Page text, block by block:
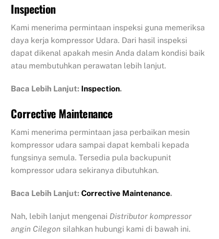
Inspection
Kami menerima permintaan inspeksi guna memeriksa
daya kerja kompressor Udara. Dari hasil inspeksi
dapat dikenal apakah mesin Anda dalam kondisi baik
atau membutuhkan perawatan lebih lanjut.
Baca Lebih Lanjut: Inspection.
Corrective Maintenance
Kami menerima permintaan jasa perbaikan mesin
kompressor udara sampai dapat kembali kepada
fungsinya semula. Tersedia pula backupunit
kompressor udara sekiranya dibutuhkan.
Baca Lebih Lanjut:Corrective Maintenance.
Nah, lebih lanjut mengenai Distributor kompressor
angin Cilegon silahkan hubungi kami di bawah ini.